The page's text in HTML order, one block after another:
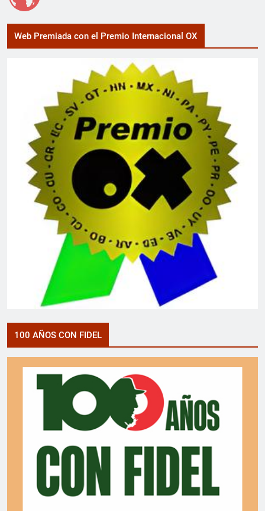
Web Premiada con el Premio Internacional OX
100 AÑOS CON FIDEL